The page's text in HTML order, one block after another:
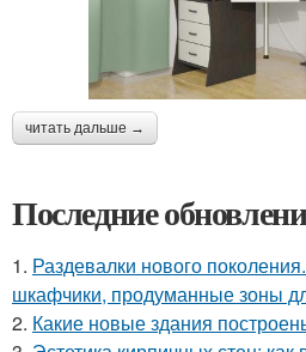
читать дальше →
Последние
1. Раздевалки нового
шкафчики, продуманные зоны
2. Какие новые здания